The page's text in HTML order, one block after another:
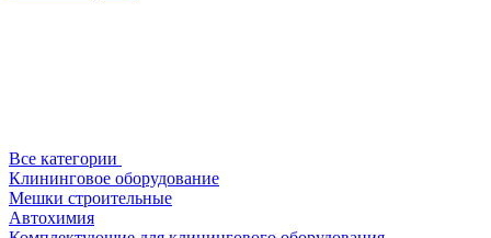
Все категории
Клининговое оборудование
Мешки строительные
Автохимия